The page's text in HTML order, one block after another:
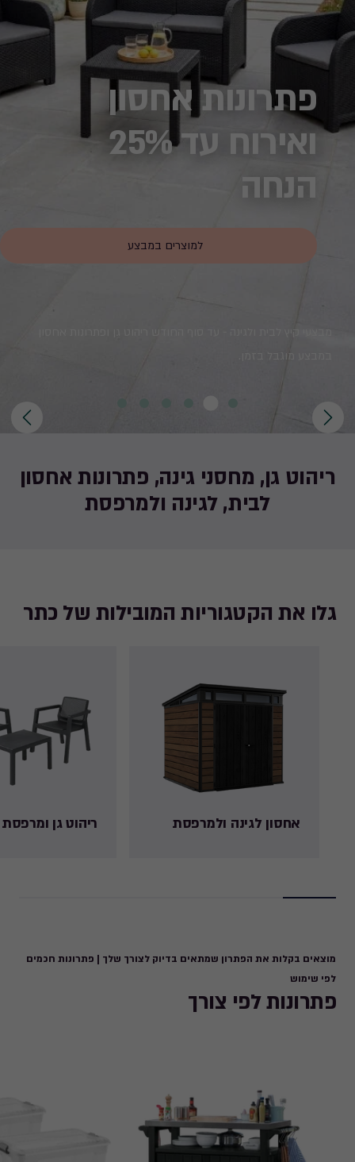
מטבח חוץ
שמשנה את חוקי
המשחק
לפרטים נוספים
את הפיתוח החדש שלנו
ריהוט גן, מחסני גינה, פתרונות אחסון
לבית, לגינה ולמרפסת
גלו את הקטגוריות המובילות של כתר
אחסון לגינה ולמרפסת ריהוט גן ומרפסת
מוצאים בקלות את הפתרון שמתאים בדיוק לצורך שלך | פתרונות חכמים
לפי שימוש
פתרונות לפי צורך